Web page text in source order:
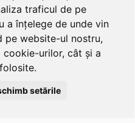
traficul de pe
a înțelege de unde vin
pe website-ul nostru,
urilor, cât și a
setările